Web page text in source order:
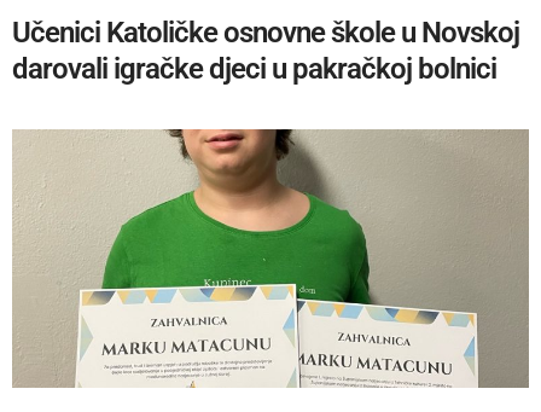
Učenici Katoličke osnovne škole u Novskoj
darovali igračke djeci u pakračkoj bolnici